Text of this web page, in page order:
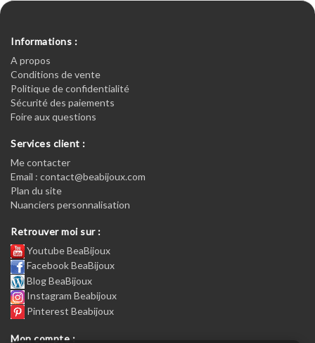
Informations :
A propos
Conditions de vente
Politique de confidentialité
Sécurité des paiements
Foire aux questions
Services client :
Me contacter
Email : contact@beabijoux.com
Plan du site
Nuanciers personnalisation
Retrouver moi sur :
Youtube BeaBijoux
Facebook BeaBijoux
Blog BeaBijoux
Instagram Beabijoux
Pinterest Beabijoux
Mon compte :